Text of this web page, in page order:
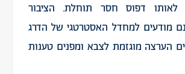
לאותו דפוס חסר תוחלת. הציבור
מודעים למחדל האסטרטגי של הדרג
הערצה מוגזמת לצבא ומפנים טענות